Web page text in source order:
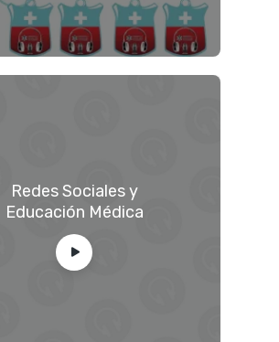
Redes Sociales y
Educación Médica